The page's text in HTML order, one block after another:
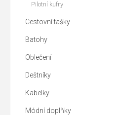
Pilotní kufry
Cestovní tašky
Batohy
Oblečení
Deštníky
Kabelky
Módní doplňky